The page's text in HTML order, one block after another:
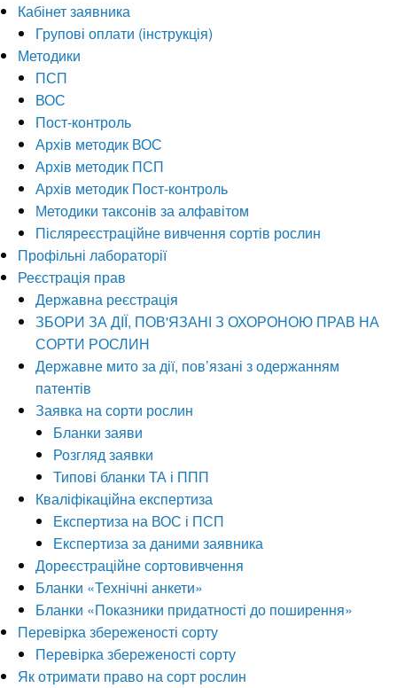
Кабінет заявника
Групові оплати (інструкція)
Методики
ПСП
ВОС
Пост-контроль
Архів методик ВОС
Архів методик ПСП
Архів методик Пост-контроль
Методики таксонів за алфавітом
Післяреєстраційне вивчення сортів рослин
Профільні лабораторії
Реєстрація прав
Державна реєстрація
ЗБОРИ ЗА ДІЇ, ПОВ'ЯЗАНІ З ОХОРОНОЮ ПРАВ НА
СОРТИ РОСЛИН
Державне мито за дії, пов’язані з одержанням
патентів
Заявка на сорти рослин
Бланки заяви
Розгляд заявки
Типові бланки ТА і ППП
Кваліфікаційна експертиза
Експертиза на ВОС і ПСП
Експертиза за даними заявника
Дореєстраційне сортовивчення
Бланки «Технічні анкети»
Бланки «Показники придатності до поширення»
Перевірка збереженості сорту
Перевірка збереженості сорту
Як отримати право на сорт рослин